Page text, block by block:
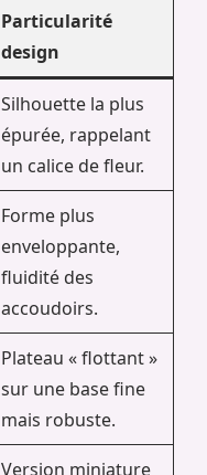
Particularité
design
Silhouette la plus
épurée, rappelant
un calice de fleur.
Forme plus
enveloppante,
fluidité des
accoudoirs.
Plateau « flottant »
sur une base fine
mais robuste.
Version miniature